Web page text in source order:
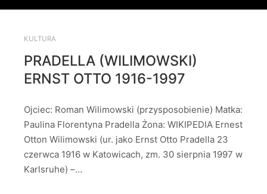
KULTURA
PRADELLA (WILIMOWSKI)
ERNST OTTO 1916-1997
Ojciec: Roman Wilimowski (przysposobienie) Matka:
Paulina Florentyna Pradella Żona: WIKIPEDIA Ernest
Otton Wilimowski (ur. jako Ernst Otto Pradella 23
czerwca 1916 w Katowicach, zm. 30 sierpnia 1997 w
Karlsruhe) –…